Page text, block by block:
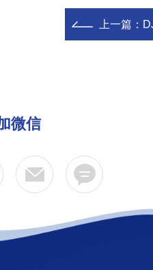
上一篇：
微信